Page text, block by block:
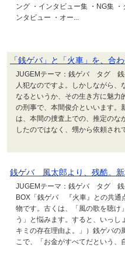
ング ・インタビュー集 ・NG集
ンタビュー ・オー...
「銭ゲバ」と「火車」を、合
JUGEMテーマ：銭ゲバ タグ 銭
人犯なのですよ。しかしながら、
なるというか、その生き方に魅力
の刑事で、本間俊介といいます。
は、本間の捜査上での、推定のな
したのではなく、甥から依頼され
銭ゲバ 風太郎より、残酷。新
JUGEMテーマ：銭ゲバ タグ
BOX「銭ゲバ 『火車』との共通
物です。古くは、「風の歌を聴け
う」と悩みます。すると、いっし
キミの存在理由よ。」）銭ゲバの
こで、「お金がすべてだという、